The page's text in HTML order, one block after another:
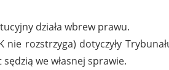
działa wbrew prawu.
rozstrzyga) dotyczyły
we własnej sprawie.